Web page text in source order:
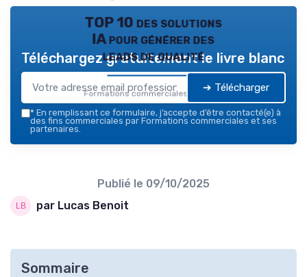
TOP 10 des solutions
IA pour générer des
leads de qualité
Formations commerciales — 2026
Téléchargez gratuitement le livre blanc
➔ Télécharger
* En remplissant ce formulaire, j’accepte d’être contacté(e) à
des fins commerciales par Formations commerciales et ses
partenaires.
Publié le 09/10/2025
par Lucas Benoit
Sommaire